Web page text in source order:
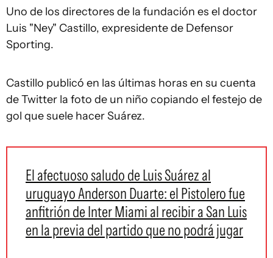
Uno de los directores de la fundación es el doctor
Luis "Ney" Castillo, expresidente de Defensor
Sporting.
Castillo publicó en las últimas horas en su cuenta
de Twitter la foto de un niño copiando el festejo de
gol que suele hacer Suárez.
El afectuoso saludo de Luis Suárez al
uruguayo Anderson Duarte: el Pistolero fue
anfitrión de Inter Miami al recibir a San Luis
en la previa del partido que no podrá jugar